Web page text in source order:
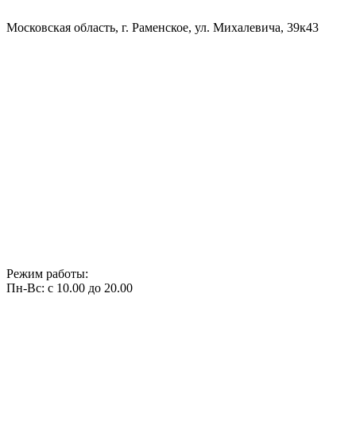
Московская область, г. Раменское, ул. Михалевича, 39к43
Режим работы:
Пн-Вс: с 10.00 до 20.00